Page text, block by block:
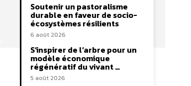
Soutenir un pastoralisme
durable en faveur de socio-
écosystèmes résilients
6 août 2026
S’inspirer de l’arbre pour un
modèle économique
régénératif du vivant …
5 août 2026